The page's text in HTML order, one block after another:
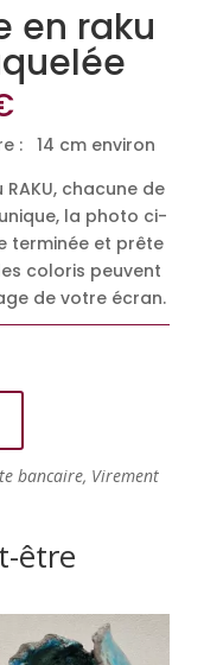
en raku
14 cm environ
chacune de
la photo ci-
terminée et prête
coloris peuvent
de votre écran.
bancaire, Virement
être